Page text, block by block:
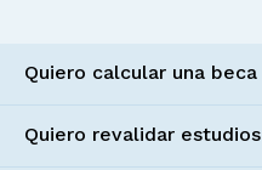
Quiero calcular una beca
Quiero revalidar estudios